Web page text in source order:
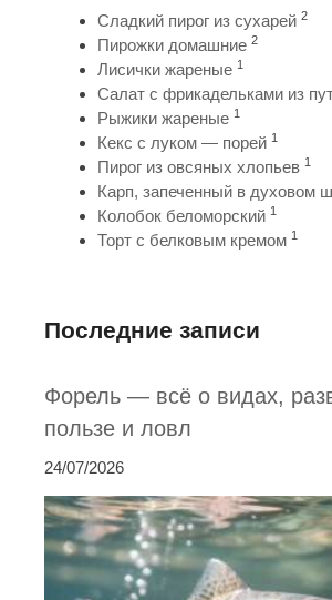
Сладкий пирог из сухарей 2
Пирожки домашние 2
Лисички жареные 1
Салат с фрикадельками из
Рыжики жареные 1
Кекс с луком — порей 1
Пирог из овсяных хлопьев 1
Карп, запеченный в духовом
Колобок беломорский 1
Торт с белковым кремом 1
Последние записи
Форель — всё о видах,
пользе и ловл
24/07/2026